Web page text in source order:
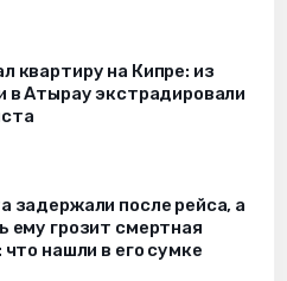
квартиру на Кипре: из
в Атырау экстрадировали
задержали после рейса, а
ему грозит смертная
что нашли в его сумке